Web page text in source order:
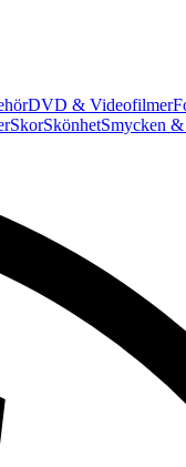
DVD & Videofilmer
SkorSkönhetSmycken